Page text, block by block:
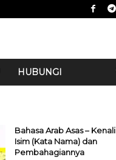
HUBUNGI
Bahasa Arab Asas – Kenali
Isim (Kata Nama) dan
Pembahagiannya